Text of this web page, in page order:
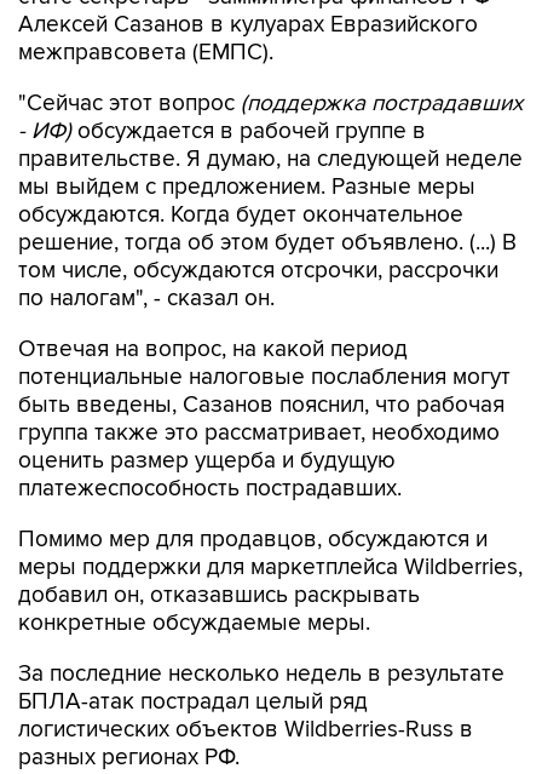
Алексей Сазанов в кулуарах Евразийского
межправсовета (ЕМПС).
"Сейчас этот вопрос (поддержка пострадавших
- ИФ)обсуждается в рабочей группе в
правительстве. Я думаю, на следующей неделе
мы выйдем с предложением. Разные меры
обсуждаются. Когда будет окончательное
решение, тогда об этом будет объявлено. (...) В
том числе, обсуждаются отсрочки, рассрочки
по налогам", - сказал он.
Отвечая на вопрос, на какой период
потенциальные налоговые послабления могут
быть введены, Сазанов пояснил, что рабочая
группа также это рассматривает, необходимо
оценить размер ущерба и будущую
платежеспособность пострадавших.
Помимо мер для продавцов, обсуждаются и
меры поддержки для маркетплейса Wildberries,
добавил он, отказавшись раскрывать
конкретные обсуждаемые меры.
За последние несколько недель в результате
БПЛА-атак пострадал целый ряд
логистических объектов Wildberries-Russ в
разных регионах РФ.